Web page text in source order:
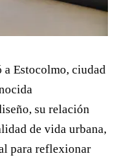
a Estocolmo, ciudad
su relación
de vida urbana,
para reflexionar